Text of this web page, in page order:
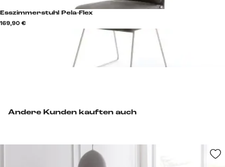
Andere Kunden kauften auch
Esszimmerstuhl Pela-Flex
169,90 €